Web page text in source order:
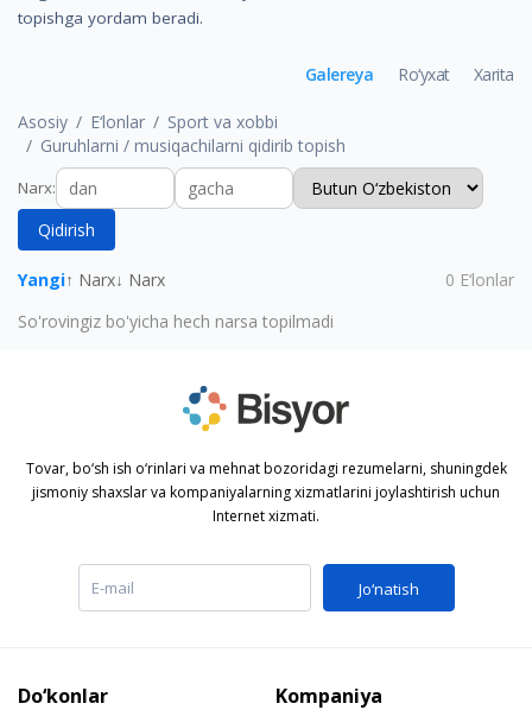
topishga yordam beradi.
Asosiy E‘lonlar
Sport va xobbi
Guruhlarni / musiqachilarni qidirib topish
Galereya Ro‘yxat Xarita
Narx:
Qidirish
Yangi↑ Narx↓ Narx 0 E‘lonlar
So'rovingiz bo'yicha hech narsa topilmadi
Tovar, bo‘sh ish o‘rinlari va mehnat bozoridagi rezumelarni, shuningdek
jismoniy shaxslar va kompaniyalarning xizmatlarini joylashtirish uchun
Internet xizmati.
Jo‘natish
Do‘konlar Kompaniya